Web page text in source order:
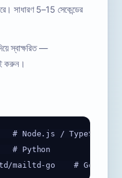
সাধারণ 5–15 সেকেন্ডের
স্বাক্ষরিত —
করুন।
Node.js / TypeScript
# Python